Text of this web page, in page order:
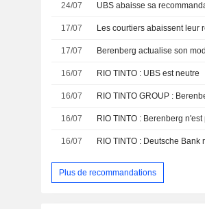
24/07 UBS abaisse sa
17/07
17/07
16/07 RIO TINTO : UBS est neutre
16/07 RIO TINTO GROUP :
16/07 RIO TINTO : Berenberg
16/07 RIO TINTO : Deutsche
Plus de recommandations